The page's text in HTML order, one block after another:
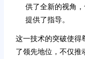
供了全新的视角
提供了指导。
这一技术的突破使得
了领先地位，不仅